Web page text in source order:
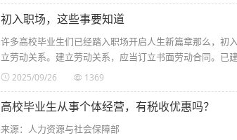
初入职场，这些事要知道
许多高校毕业生们已经踏入职场开启人生新篇章那么，
立劳动关系。建立劳动关系，应当订立书面劳动合同。已
2025/09/26 1369
高校毕业生从事个体经营，有税收优惠吗？
来源：人力资源与社会保障部